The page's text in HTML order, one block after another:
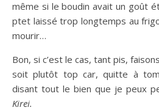
même si le boudin avait un goût
ptet laissé trop longtemps au
mourir…
Bon, si c’est le cas, tant pis,
soit plutôt top car, quitte à
disant tout le bien que je peux
Kirei.